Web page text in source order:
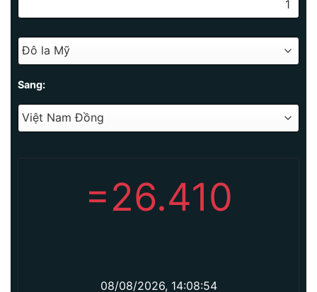
Sang:
=26.410
08/08/2026, 14:08:54